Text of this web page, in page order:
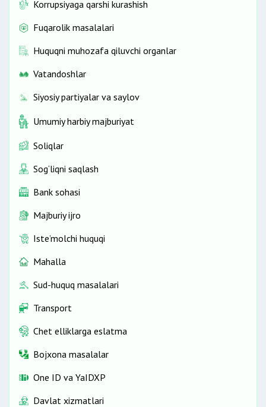
Korrupsiyaga qarshi kurashish
Fuqarolik masalalari
Huquqni muhozafa qiluvchi organlar
Vatandoshlar
Siyosiy partiyalar va saylov
Umumiy harbiy majburiyat
Soliqlar
Sog‘liqni saqlash
Bank sohasi
Majburiy ijro
Iste’molchi huquqi
Mahalla
Sud-huquq masalalari
Transport
Chet elliklarga eslatma
Bojxona masalalar
One ID vа YaIDXP
Davlat xizmatlari